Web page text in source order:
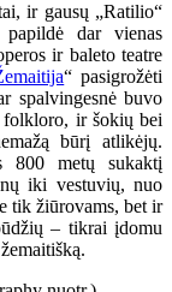
ir gausų „Ratilio“
papildė dar vienas
ir baleto teatre
“ pasigrožėti
spalvingesnė buvo
folkloro, ir šokių bei
būrį atlikėjų.
800 metų sukaktį
iki vestuvių, nuo
tik žiūrovams, bet ir
– tikrai įdomu